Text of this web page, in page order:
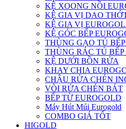
KỆ XOONG NỒI
KỆ GIA VỊ DAO
KỆ GIA VỊ
KỆ GÓC BẾP
THÙNG GẠO TỦ
THÙNG RÁC TỦ
KỆ DƯỚI BỒN RỬA
KHAY CHIA
CHẬU RỬA CHÉN
VÒI RỬA CHÉN BÁT
BẾP TỪ EUROGOLD
Máy Hút Múi Eurogold
COMBO GIÁ TỐT
HIGOLD